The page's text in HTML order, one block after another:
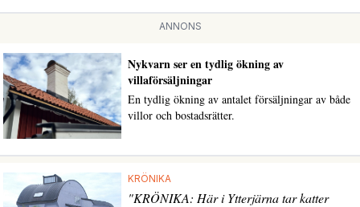
ANNONS
Nykvarn ser en tydlig ökning av
villaförsäljningar
En tydlig ökning av antalet försäljningar av både
villor och bostadsrätter.
KRÖNIKA
"KRÖNIKA: Här i Ytterjärna tar katter